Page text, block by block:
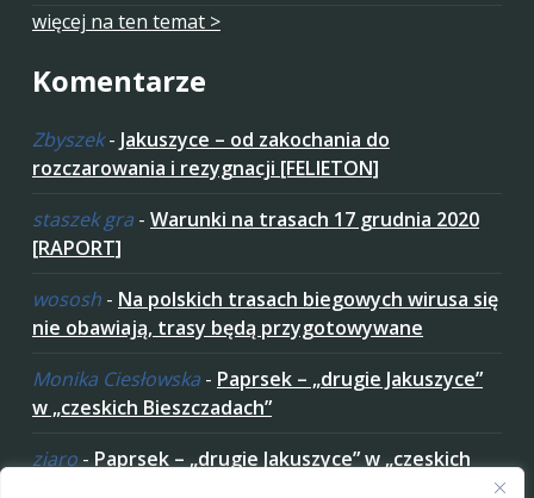
więcej na ten temat >
Komentarze
Zbyszek- Jakuszyce – od zakochania do
rozczarowania i rezygnacji [FELIETON]
staszek gra - Warunki na trasach 17 grudnia 2020
[RAPORT]
wososh - Na polskich trasach biegowych wirusa się
nie obawiają, trasy będą przygotowywane
Monika Ciesłowska - Paprsek – „drugie Jakuszyce”
w „czeskich Bieszczadach”
ziaro - Paprsek – „drugie Jakuszyce” w „czeskich